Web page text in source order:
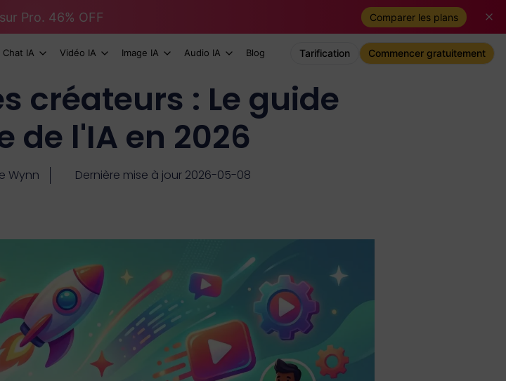
Pro. 46% OFF Comparer les plans
Chat IA Vidéo IA Image IA Audio IA Blog Tarification Commencer gratuitement
créateurs : Le guide
de l'IA en 2026
Wynn Dernière mise à jour 2026-05-08